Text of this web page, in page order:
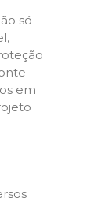
só
em